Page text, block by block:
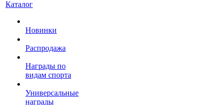
Каталог
Новинки
Распродажа
Награды по
видам спорта
Универсальные
награды